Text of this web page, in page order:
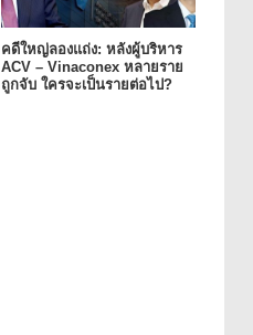
คดีใหญ่ลองแถ่ง: หลังผู้บริหาร
ACV – Vinaconex หลายราย
ถูกจับ ใครจะเป็นรายต่อไป?